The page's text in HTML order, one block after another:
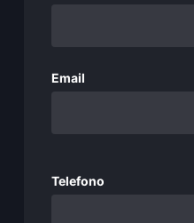
Email
Telefono